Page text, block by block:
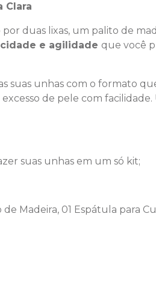
Clara
por duas lixas, um palito de
e agilidade que você
suas unhas com o formato
de pele com
suas unhas em um só kit;
de Madeira, 01 Espátula para